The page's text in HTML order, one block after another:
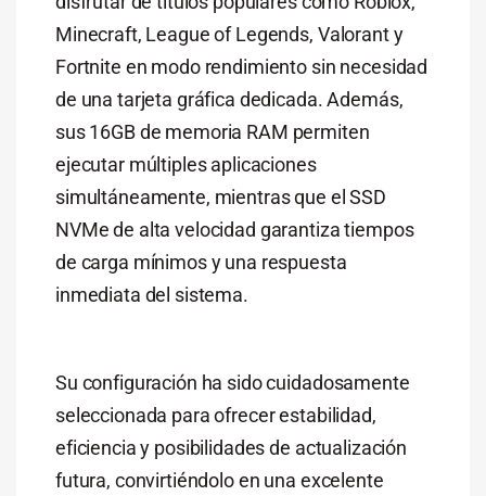
Minecraft, League of Legends, Valorant y
Fortnite en modo rendimiento sin necesidad
de una tarjeta gráfica dedicada. Además,
sus 16GB de memoria RAM permiten
ejecutar múltiples aplicaciones
simultáneamente, mientras que el SSD
NVMe de alta velocidad garantiza tiempos
de carga mínimos y una respuesta
inmediata del sistema.
Su configuración ha sido cuidadosamente
seleccionada para ofrecer estabilidad,
eficiencia y posibilidades de actualización
futura, convirtiéndolo en una excelente